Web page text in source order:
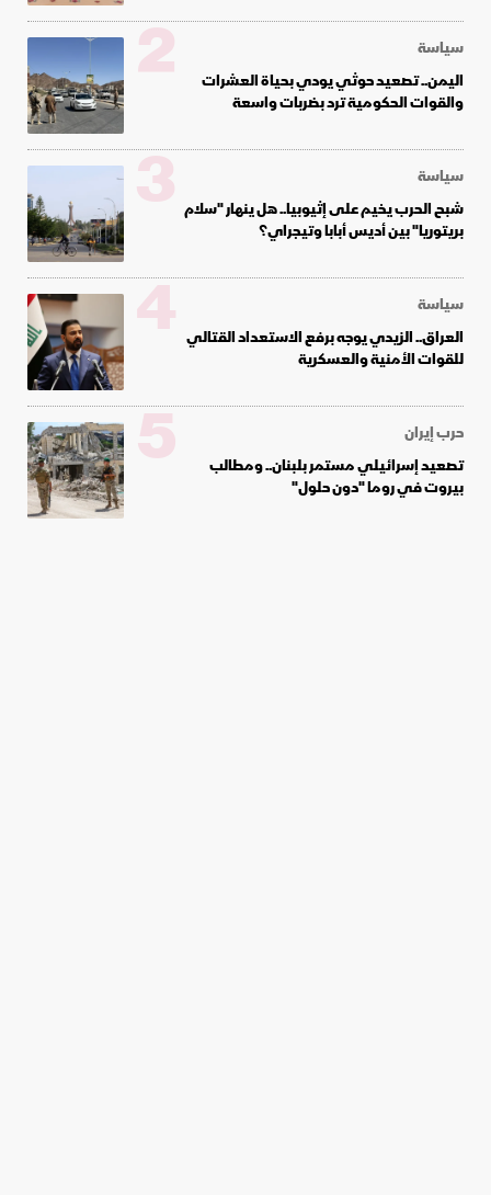
سياسة
اليمن.. تصعيد حوثي يودي بحياة العشرات
والقوات الحكومية ترد بضربات واسعة
2
سياسة
شبح الحرب يخيم على إثيوبيا.. هل ينهار "سلام
بريتوريا" بين أديس أبابا وتيجراي؟
3
سياسة
العراق.. الزيدي يوجه برفع الاستعداد القتالي
للقوات الأمنية والعسكرية
4
حرب إيران
تصعيد إسرائيلي مستمر بلبنان.. ومطالب
بيروت في روما "دون حلول"
5